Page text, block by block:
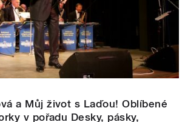
a Můj život s Laďou! Oblíbené
v pořadu Desky, pásky,